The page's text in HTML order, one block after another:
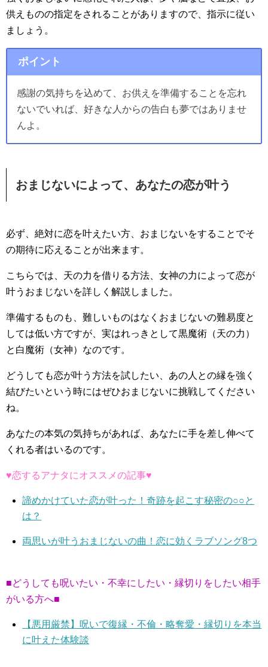
供えものの指定をされることがありますので、指示に従い
ましょう。
ポイント
感謝の気持ちを込めて、お供えを準備することを忘れ
ないでいれば、好きな人からの告白も夢ではありませ
んよ。
おまじないによって、あなたの恋が叶う
必ず、絶対に恋を叶えたい方、おまじないをすることでそ
の期待に応えることが出来ます。
こちらでは、天の力を借りる方法、女神の力によって恋が
叶うおまじないを詳しく解説しました。
準備するものも、難しいものはなくおまじないの難易度と
しては低い方ですが、実はれっきとして黒魔術（天の力）
と白魔術（女神）なのです。
どうしても恋が叶う方法を試したい、あの人との縁を強く
結びたいという時にはぜひおまじないに挑戦してください
ね。
あなたの本気の気持ちがあれば、あなたに手を差し伸べて
くれる者はいるのです。
♥恋するアナタにオススメの記事♥
諦めかけていた恋が叶った！奇跡を起こす秘密の○○と
は？
両思いが叶うおまじないの曲！恋に効くラブソング8つ
■どうしても呪いたい・不幸にしたい・縁切りをしたい相手
がいる方へ■
【悪用厳禁】呪いで復縁・不倫・略奪愛・縁切りを本当
に叶えた体験談